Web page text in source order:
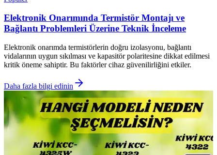
Elektronik Onarımında Termistör Montajı ve
Bağlantı Problemleri Üzerine Teknik İnceleme
Elektronik onarımda termistörlerin doğru izolasyonu, bağlantı
vidalarının uygun sıkılması ve kapasitör polaritesine dikkat edilmesi
kritik öneme sahiptir. Bu faktörler cihaz güvenilirliğini etkiler.
Daha fazla bilgi edinin